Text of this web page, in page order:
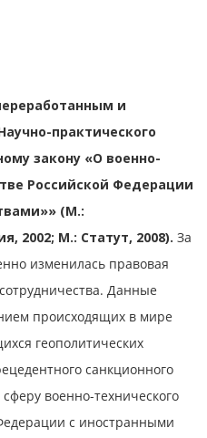
и
практического
закону «О военно-
Российской Федерации
(М.:
2002; М.: Статут, 2008). За
изменилась правовая
Данные
происходящих в мире
геополитических
санкционного
военно-технического
с иностранными